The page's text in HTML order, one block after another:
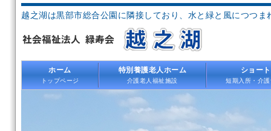
越之湖は黒部市総合公園に隣接しており、水と緑と風につつ
ホーム
トップページ
特別養護老人ホーム
介護老人福祉施設
ショー
短期入所・介